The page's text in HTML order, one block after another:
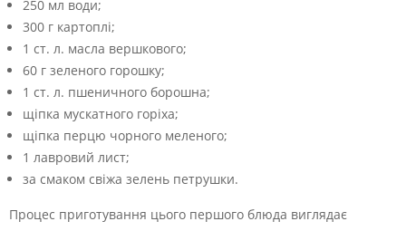
250 мл води;
300 г картоплі;
1 ст. л. масла вершкового;
60 г зеленого горошку;
1 ст. л. пшеничного борошна;
щіпка мускатного горіха;
щіпка перцю чорного меленого;
1 лавровий лист;
за смаком свіжа зелень петрушки.
Процес приготування цього першого блюда виглядає